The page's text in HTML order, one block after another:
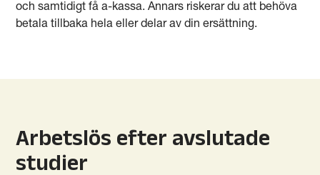
och samtidigt få a-kassa. Annars riskerar du att behöva
betala tillbaka hela eller delar av din ersättning.
Arbetslös efter avslutade
studier